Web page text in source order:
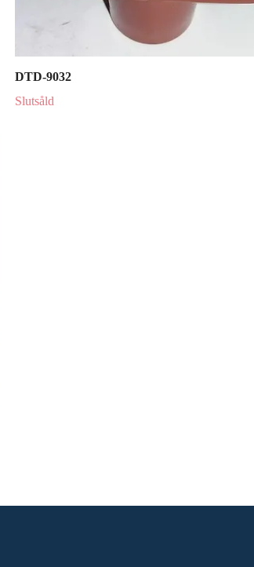
DTD-9032
Slutsåld